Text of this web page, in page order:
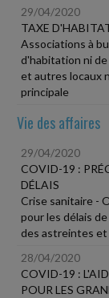
29/04/2020
TAXE
Associations à
d'habitation ni
et autres locaux
principale
Vie des affaires
29/04/2020
COVID-19 :
DÉLAIS
Crise sanitaire -
pour les délais
des astreintes
28/04/2020
COVID-19 :
POUR LES